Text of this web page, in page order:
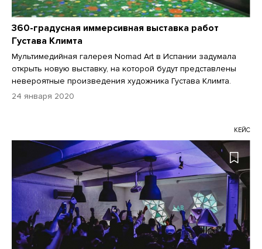
360-градусная иммерсивная выставка работ
Густава Климта
Мультимедийная галерея Nomad Art в Испании задумала
открыть новую выставку, на которой будут представлены
невероятные произведения художника Густава Климта.
24 января 2020
КЕЙС